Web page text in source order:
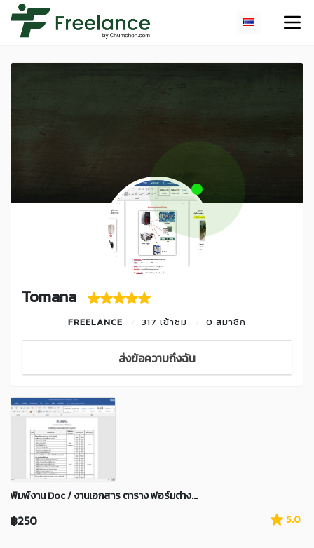
Tomana
FREELANCE 317 เข้าชม 0 สมาชิก
ส่งข้อความถึงฉัน
พิมพ์งาน Doc / งานเอกสาร ตาราง ฟอร์มต่าง...
฿250 5.0